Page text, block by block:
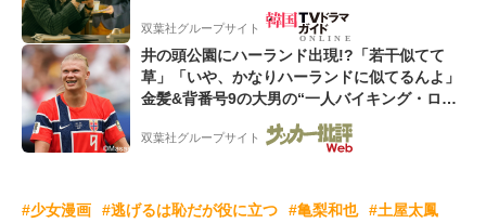
双葉社グループサイト
井の頭公園にハーランド出現!?「若干似てて
草」「いや、かなりハーランドに似てるんよ」
金髪&背番号9の大男の“一人バイキング・ロ
ー”映像が話題!「元気をもらった」
双葉社グループサイト
#少女漫画 #逃げるは恥だが役に立つ #亀梨和也
#土屋太鳳